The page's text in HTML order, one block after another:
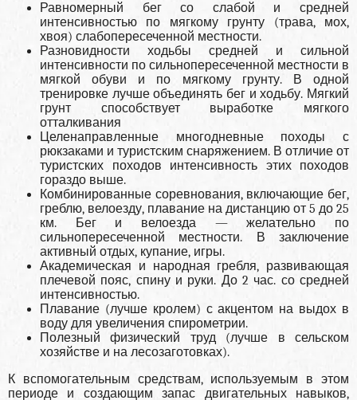
Равномерный бег со слабой и средней
интенсивностью по мягкому грунту (трава, мох,
хвоя) слабопересеченной местности.
Разновидности ходьбы средней и сильной
интенсивности по сильнопересеченной местности в
мягкой обуви и по мягкому грунту. В одной
тренировке лучше объединять бег и ходьбу. Мягкий
грунт способствует выработке мягкого
отталкивания
Целенаправленные многодневные походы с
рюкзаками и туристским снаряжением. В отличие от
туристских походов интенсивность этих походов
гораздо выше.
Комбинированные соревнования, включающие бег,
греблю, велоезду, плавание на дистанцию от 5 до 25
км. Бег и велоезда — желательно по
сильнопересеченной местности. В заключение
активный отдых, купание, игры.
Академическая и народная гребля, развивающая
плечевой пояс, спину и руки. До 2 час. со средней
интенсивностью.
Плавание (лучше кролем) с акцентом на выдох в
воду для увеличения спирометрии.
Полезный физический труд (лучше в сельском
хозяйстве и на лесозаготовках).
К вспомогательным средствам, используемым в этом
периоде и создающим запас двигательных навыков,